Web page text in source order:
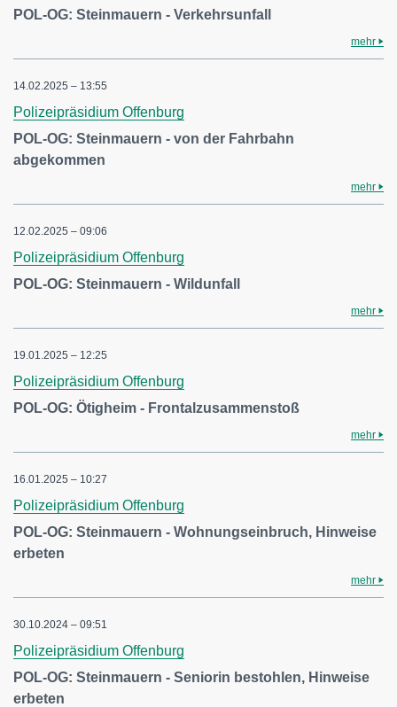
POL-OG: Steinmauern - Verkehrsunfall
mehr
14.02.2025 – 13:55
Polizeipräsidium Offenburg
POL-OG: Steinmauern - von der Fahrbahn
abgekommen
mehr
12.02.2025 – 09:06
Polizeipräsidium Offenburg
POL-OG: Steinmauern - Wildunfall
mehr
19.01.2025 – 12:25
Polizeipräsidium Offenburg
POL-OG: Ötigheim - Frontalzusammenstoß
mehr
16.01.2025 – 10:27
Polizeipräsidium Offenburg
POL-OG: Steinmauern - Wohnungseinbruch, Hinweise
erbeten
mehr
30.10.2024 – 09:51
Polizeipräsidium Offenburg
POL-OG: Steinmauern - Seniorin bestohlen, Hinweise
erbeten